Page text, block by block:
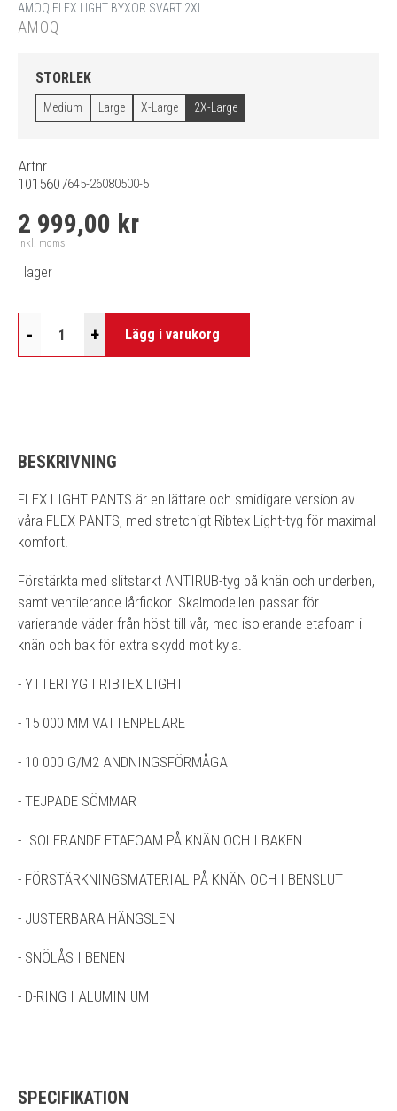
AMOQ FLEX LIGHT BYXOR SVART 2XL
AMOQ
STORLEK
Medium Large X-Large 2X-Large
Artnr.
1015607645-26080500-5
2 999,00 kr
Inkl. moms
I lager
- + Lägg i varukorg
BESKRIVNING
FLEX LIGHT PANTS är en lättare och smidigare version av
våra FLEX PANTS, med stretchigt Ribtex Light-tyg för maximal
komfort.
Förstärkta med slitstarkt ANTIRUB-tyg på knän och underben,
samt ventilerande lårfickor. Skalmodellen passar för
varierande väder från höst till vår, med isolerande etafoam i
knän och bak för extra skydd mot kyla.
- YTTERTYG I RIBTEX LIGHT
- 15 000 MM VATTENPELARE
- 10 000 G/M2 ANDNINGSFÖRMÅGA
- TEJPADE SÖMMAR
- ISOLERANDE ETAFOAM PÅ KNÄN OCH I BAKEN
- FÖRSTÄRKNINGSMATERIAL PÅ KNÄN OCH I BENSLUT
- JUSTERBARA HÄNGSLEN
- SNÖLÅS I BENEN
- D-RING I ALUMINIUM
SPECIFIKATION